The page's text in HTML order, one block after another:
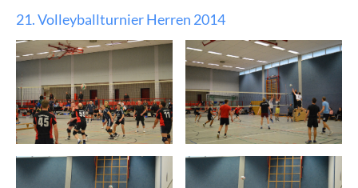
21. Volleyballturnier Herren 2014